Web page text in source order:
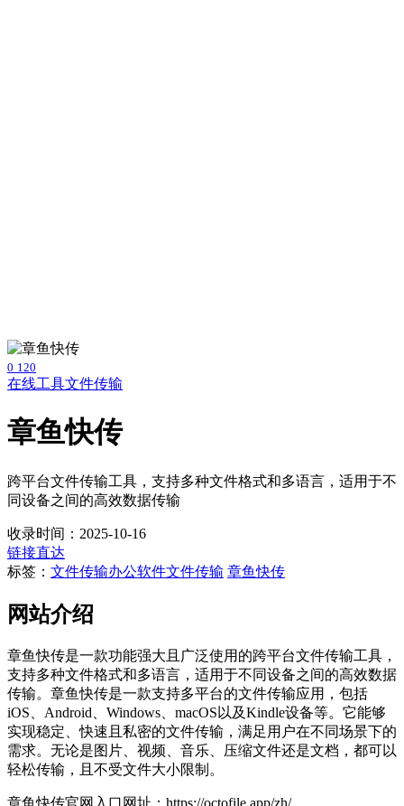
0 120
在线工具文件传输
章鱼快传
跨平台文件传输工具，支持多种文件格式和多语言，适用于不
同设备之间的高效数据传输
收录时间：2025-10-16
链接直达
标签： 文件传输办公软件文件传输 章鱼快传
网站介绍
章鱼快传是一款功能强大且广泛使用的跨平台文件传输工具，
支持多种文件格式和多语言，适用于不同设备之间的高效数据
传输。章鱼快传是一款支持多平台的文件传输应用，包括
iOS、Android、Windows、macOS以及Kindle设备等。它能够
实现稳定、快速且私密的文件传输，满足用户在不同场景下的
需求。无论是图片、视频、音乐、压缩文件还是文档，都可以
轻松传输，且不受文件大小限制。
章鱼快传官网入口网址：https://octofile.app/zh/